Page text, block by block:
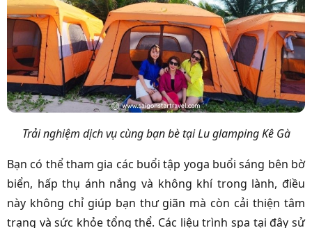
Trải nghiệm dịch vụ cùng bạn bè tại Lu glamping Kê Gà
Bạn có thể tham gia các buổi tập yoga buổi sáng bên bờ
biển, hấp thụ ánh nắng và không khí trong lành, điều
này không chỉ giúp bạn thư giãn mà còn cải thiện tâm
trạng và sức khỏe tổng thể. Các liệu trình spa tại đây sử